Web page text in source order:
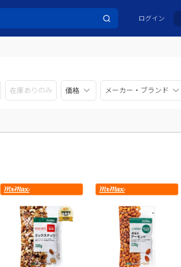
ログイン
在庫ありのみ 価格 メーカー・ブランド